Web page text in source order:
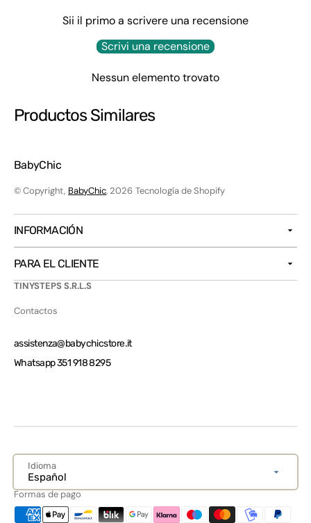
Sii il primo a scrivere una recensione
Scrivi una recensione
Nessun elemento trovato
Productos Similares
BabyChic
© Copyright, BabyChic, 2026 Tecnología de Shopify
INFORMACIÓN
PARA EL CLIENTE
TINYSTEPS S.R.L.S
Contactos
assistenza@babychicstore.it
Whatsapp 351 918 8295
Idioma
Español
Formas de pago